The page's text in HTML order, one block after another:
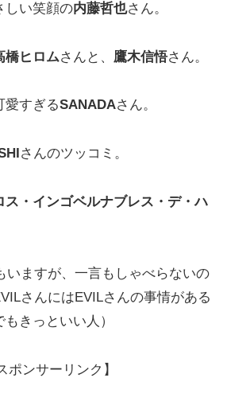
しい笑顔の内藤哲也さん。
橋ヒロムさんと、 鷹木信悟さん。
愛すぎるSANADAさん。
さんのツッコミ。
ス・インゴベルナブレス・デ・ハ
いますが、一言もしゃべらないの
さんにはEVILさんの事情がある
きっといい人）
ポンサーリンク】